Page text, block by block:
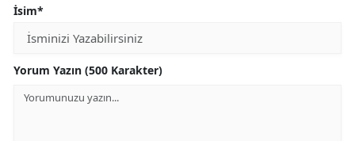
İsim*
Yorum Yazın (500 Karakter)